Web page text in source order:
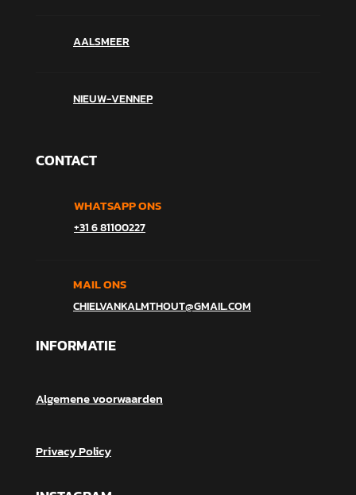
AALSMEER
NIEUW-VENNEP
CONTACT
WHATSAPP ONS
+31 6 81100227
MAIL ONS
CHIELVANKALMTHOUT@GMAIL.COM
INFORMATIE
Algemene voorwaarden
Privacy Policy